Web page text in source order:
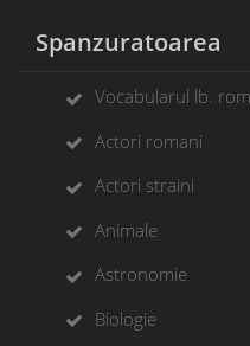
Spanzuratoarea
Vocabularul lb.
Actori romani
Actori straini
Animale
Astronomie
Biologie